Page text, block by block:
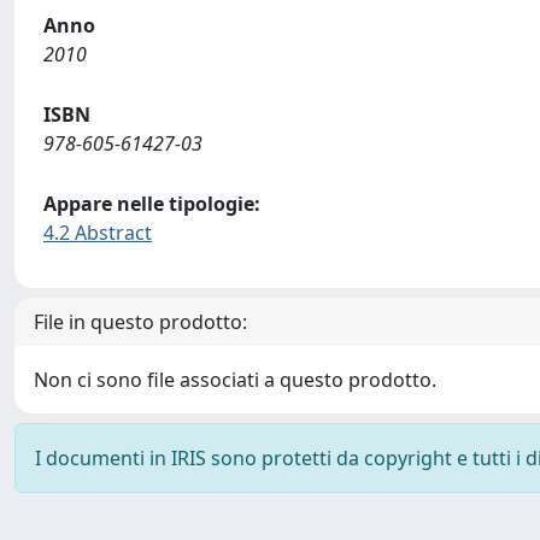
Anno
2010
ISBN
978-605-61427-03
Appare nelle tipologie:
4.2 Abstract
File in questo prodotto:
Non ci sono file associati a questo prodotto.
I documenti in IRIS sono protetti da copyright e tutti i